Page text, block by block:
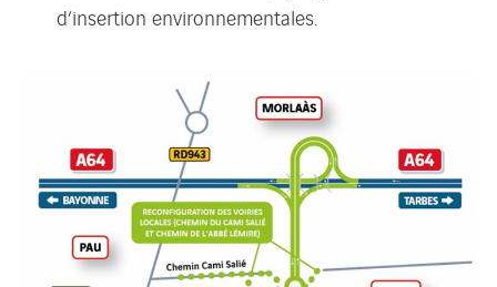
d’insertion environnementales.